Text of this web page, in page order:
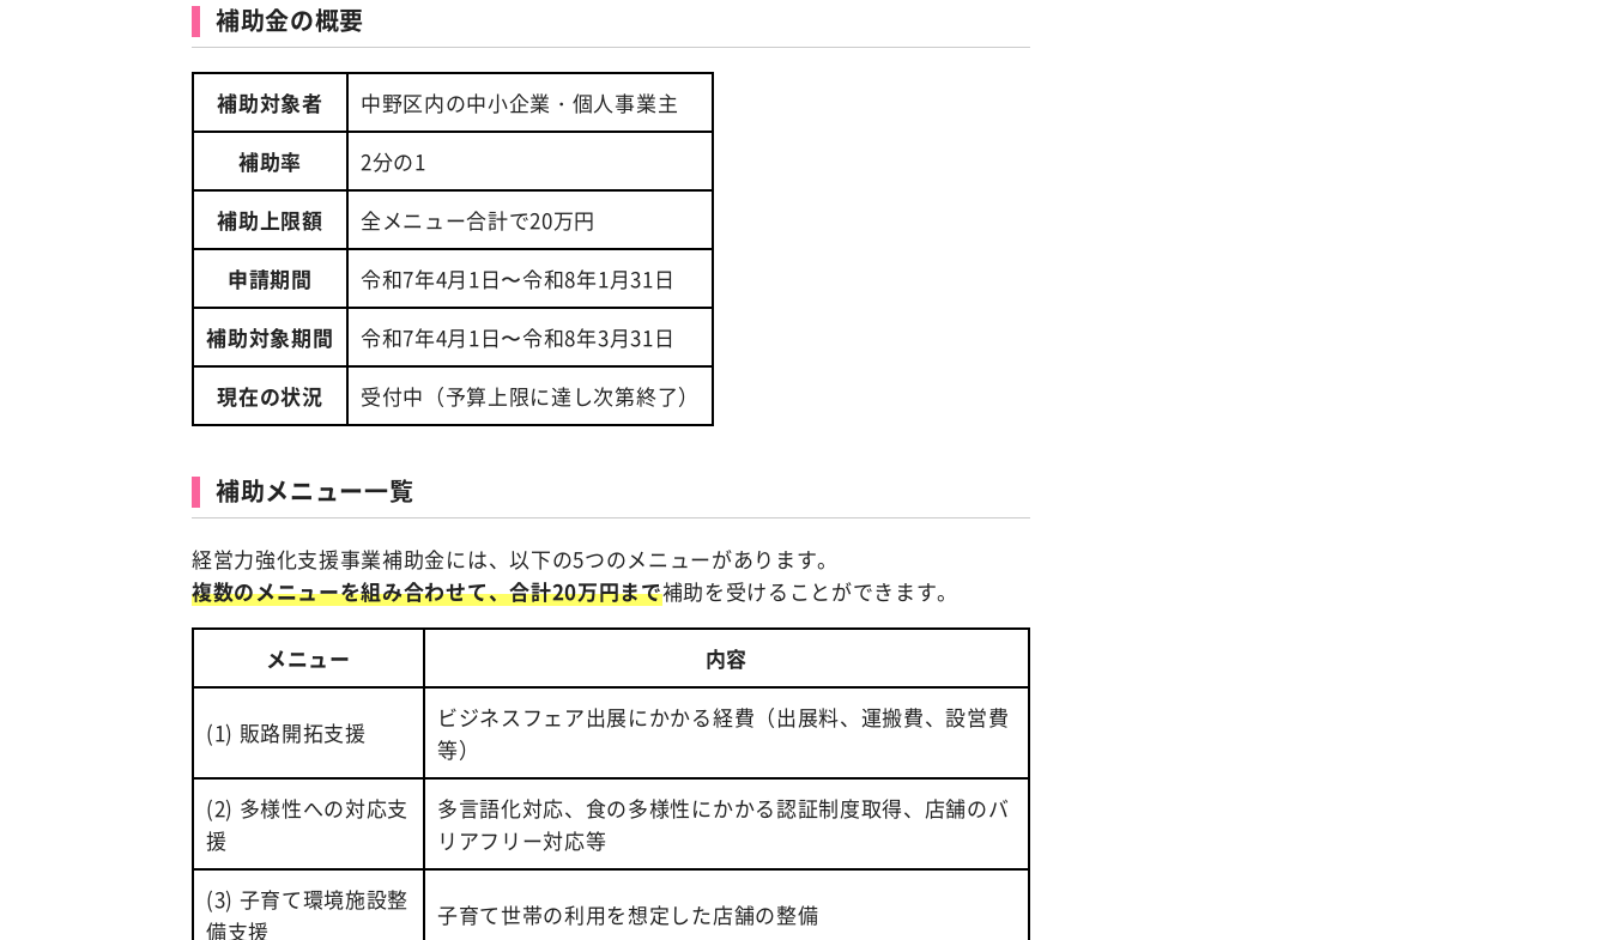
補助金の概要
補助対象者
中野区内の中小企業・個人事業主
補助率
2分の1
補助上限額
全メニュー合計で20万円
申請期間
令和7年4月1日〜令和8年1月31日
補助対象期間
令和7年4月1日〜令和8年3月31日
現在の状況
受付中（予算上限に達し次第終了）
補助メニュー一覧
経営力強化支援事業補助金には、以下の5つのメニューがあります。
複数のメニューを組み合わせて、合計20万円まで補助を受けることができます。
メニュー 内容
(1) 販路開拓支援
ビジネスフェア出展にかかる経費（出展料、運搬費、設営費
等）
(2) 多様性への対応支
援
多言語化対応、食の多様性にかかる認証制度取得、店舗のバ
リアフリー対応等
(3) 子育て環境施設整
備支援
子育て世帯の利用を想定した店舗の整備